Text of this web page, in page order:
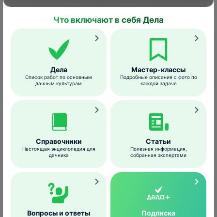
0,8-1,0
воды
Смородина,
крыжовник
Тли
и
Совместимость
Что включают в себя Дела
Дела
Список работ по основным
дачным культурам
Мастер-классы
Подробные описания с фото по
каждой задаче
Справочники
Настоящая энциклопедия для
дачника
Статьи
Полезная информация,
собранная экспертами
Вопросы и ответы Подписка